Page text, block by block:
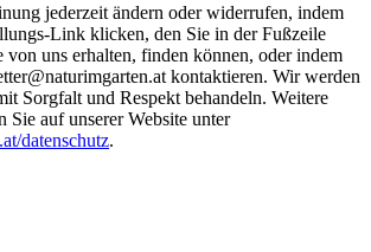
jederzeit ändern oder widerrufen, indem
Link klicken, den Sie in der Fußzeile
uns erhalten, finden können, oder indem
kontaktieren. Wir werden
Sorgfalt und Respekt behandeln. Weitere
Sie auf unserer Website unter
datenschutz.